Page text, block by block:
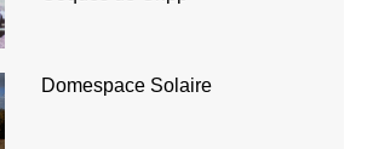
Domespace Solaire